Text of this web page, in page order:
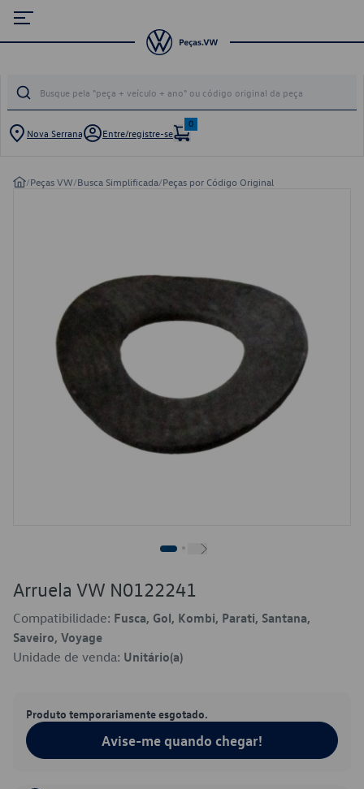
Nova Serrana Entre/registre-se
0
/Peças VW/Busca Simplificada/Peças por Código Original
Arruela VW N0122241
Compatibilidade: Fusca, Gol, Kombi, Parati, Santana,
Saveiro, Voyage
Unidade de venda: Unitário(a)
Produto temporariamente esgotado.
Avise-me quando chegar!